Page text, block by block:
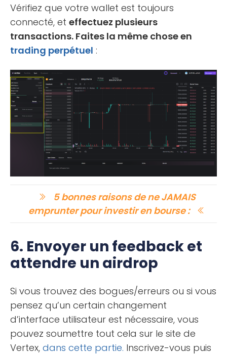
Vérifiez que votre wallet est toujours
connecté, et effectuez plusieurs
transactions. Faites la même chose en
trading perpétuel :
5 bonnes raisons de ne JAMAIS
emprunter pour investir en bourse :
6. Envoyer un feedback et
attendre un airdrop
Si vous trouvez des bogues/erreurs ou si vous
pensez qu’un certain changement
d’interface utilisateur est nécessaire, vous
pouvez soumettre tout cela sur le site de
Vertex, dans cette partie. Inscrivez-vous puis